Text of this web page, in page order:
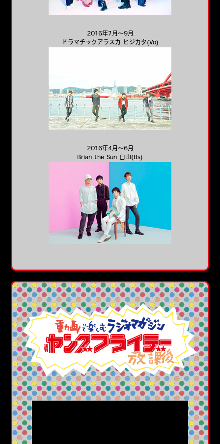
2016年7月～9月
ドラマチックアラスカ ヒジカタ(Vo)
2016年4月～6月
Brian the Sun 白山(Bs)